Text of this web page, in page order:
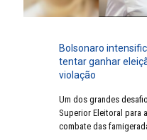
Bolsonaro
tentar ganhar
violação
Um dos grandes
Superior Eleitoral para
combate das